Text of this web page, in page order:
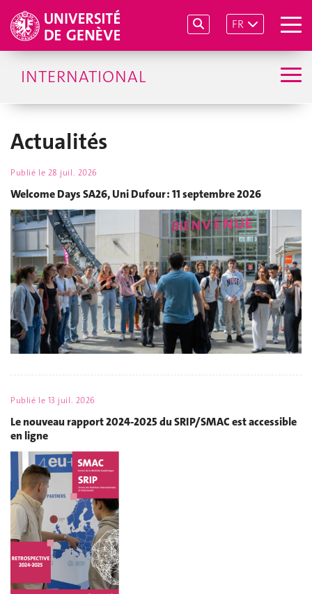
FR
INTERNATIONAL
Actualités
Publié le 28 juil. 2026
Welcome Days SA26, Uni Dufour : 11 septembre 2026
Publié le 13 juil. 2026
Le nouveau rapport 2024-2025 du SRIP/SMAC est accessible
en ligne